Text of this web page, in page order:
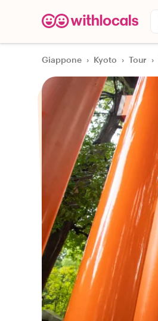
Giappone › Kyoto › Tour ›